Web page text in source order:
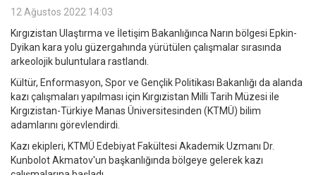
12 Ağustos 2022 14:03
Kırgızistan Ulaştırma ve İletişim Bakanlığınca Narın bölgesi Epkin-
Dyikan kara yolu güzergahında yürütülen çalışmalar sırasında
arkeolojik buluntulara rastlandı.
Kültür, Enformasyon, Spor ve Gençlik Politikası Bakanlığı da alanda
kazı çalışmaları yapılması için Kırgızistan Milli Tarih Müzesi ile
Kırgızistan-Türkiye Manas Üniversitesinden (KTMÜ) bilim
adamlarını görevlendirdi.
Kazı ekipleri, KTMÜ Edebiyat Fakültesi Akademik Uzmanı Dr.
Kunbolot Akmatov'un başkanlığında bölgeye gelerek kazı